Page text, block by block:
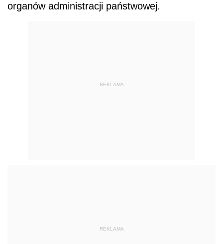
organów administracji państwowej.
REKLAMA
REKLAMA